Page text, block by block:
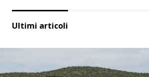
Ultimi articoli